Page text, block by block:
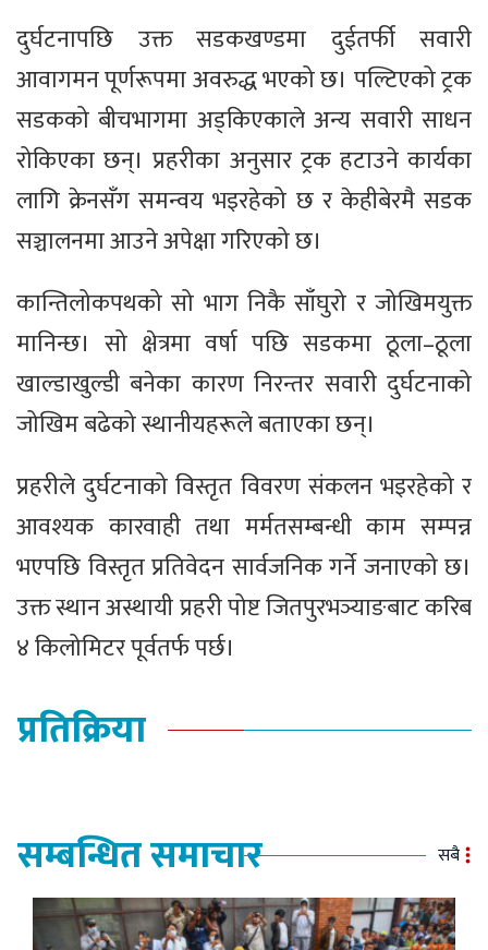
दुर्घटनापछि उक्त सडकखण्डमा दुईतर्फी सवारी
आवागमन पूर्णरूपमा अवरुद्ध भएको छ। पल्टिएको ट्रक
सडकको बीचभागमा अड्किएकाले अन्य सवारी साधन
रोकिएका छन्। प्रहरीका अनुसार ट्रक हटाउने कार्यका
लागि क्रेनसँग समन्वय भइरहेको छ र केहीबेरमै सडक
सञ्चालनमा आउने अपेक्षा गरिएको छ।
कान्तिलोकपथको सो भाग निकै साँघुरो र जोखिमयुक्त
मानिन्छ। सो क्षेत्रमा वर्षा पछि सडकमा ठूला–ठूला
खाल्डाखुल्डी बनेका कारण निरन्तर सवारी दुर्घटनाको
जोखिम बढेको स्थानीयहरूले बताएका छन्।
प्रहरीले दुर्घटनाको विस्तृत विवरण संकलन भइरहेको र
आवश्यक कारवाही तथा मर्मतसम्बन्धी काम सम्पन्न
भएपछि विस्तृत प्रतिवेदन सार्वजनिक गर्ने जनाएको छ।
उक्त स्थान अस्थायी प्रहरी पोष्ट जितपुरभञ्याङबाट करिब
४ किलोमिटर पूर्वतर्फ पर्छ।
प्रतिक्रिया
सम्बन्धित समाचार सबै